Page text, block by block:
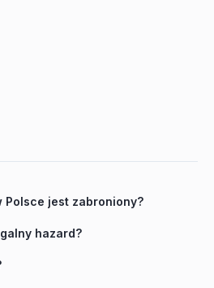
Polsce jest zabroniony?
hazard?